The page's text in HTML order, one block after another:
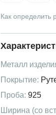
Как определить
Металл
Покрытие:
Проба: 925
Ширина (со